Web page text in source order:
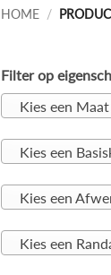
HOME /
Filter op
Kies een Maat
Kies een
Kies een